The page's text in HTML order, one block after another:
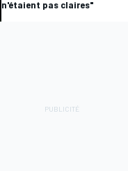
n'étaient pas claires"